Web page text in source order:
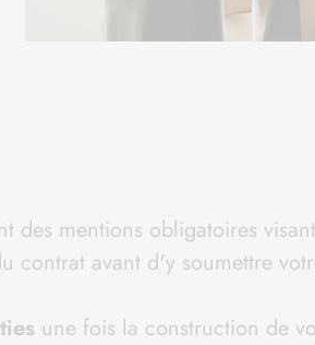
des mentions obligatoires
contrat avant d'y soumettre
une fois la construction de